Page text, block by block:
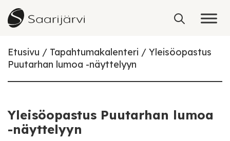
Skip to content
Etusivu Tapahtumakalenteri
Yleisöopastus
Puutarhan lumoa -näyttelyyn
Yleisöopastus Puutarhan lumoa
-näyttelyyn